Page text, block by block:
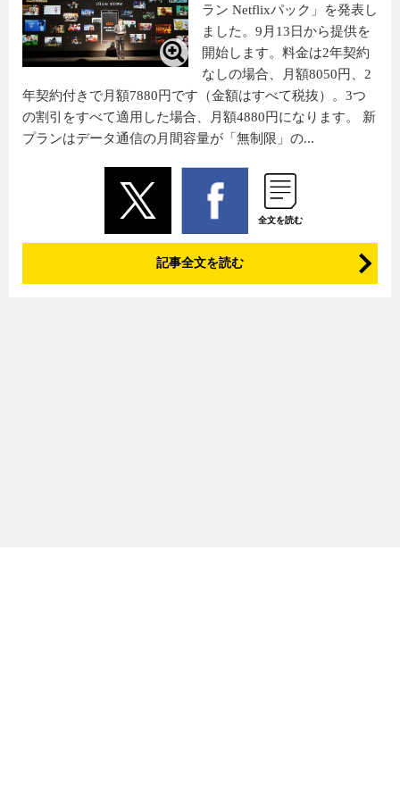
ラン Netflixパック」を発表し
ました。9月13日から提供を
開始します。料金は2年契約
なしの場合、月額8050円、2
年契約付きで月額7880円です（金額はすべて税抜）。3つ
の割引をすべて適用した場合、月額4880円になります。 新
プランはデータ通信の月間容量が「無制限」の...
全文を読む
記事全文を読む